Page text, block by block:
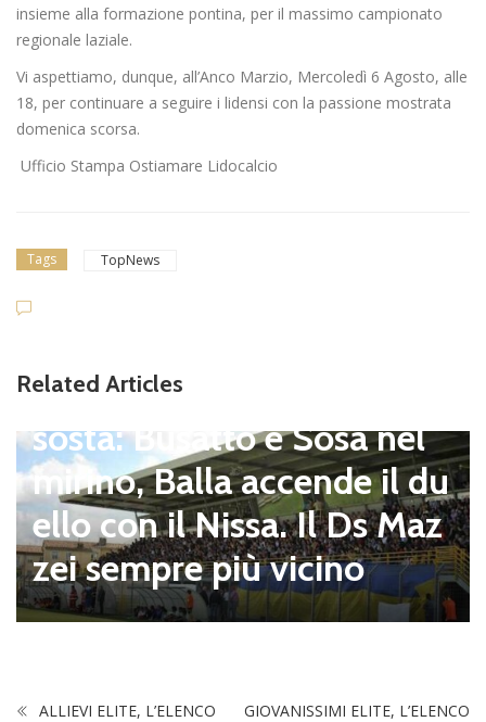
insieme alla formazione pontina, per il massimo campionato
regionale laziale.
Vi aspettiamo, dunque, all’Anco Marzio, Mercoledì 6 Agosto, alle
18, per continuare a seguire i lidensi con la passione mostrata
domenica scorsa.
Ufficio Stampa Ostiamare Lidocalcio
Tags TopNews
Related Articles
pagnano), mercato senza
sosta: Busatto e Sosa nel
mirino, Balla accende il du
ello con il Nissa. Il Ds Maz
zei sempre più vicino
ALLIEVI ELITE, L’ELENCO
GIOVANISSIMI ELITE, L’ELENCO